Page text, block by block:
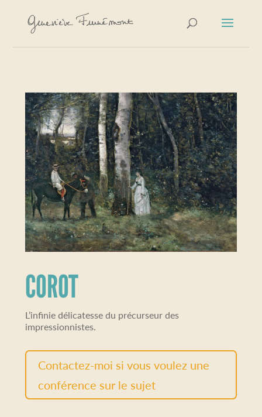
COROT
L’infinie délicatesse du précurseur des
impressionnistes.
Contactez-moi si vous voulez une
conférence sur le sujet